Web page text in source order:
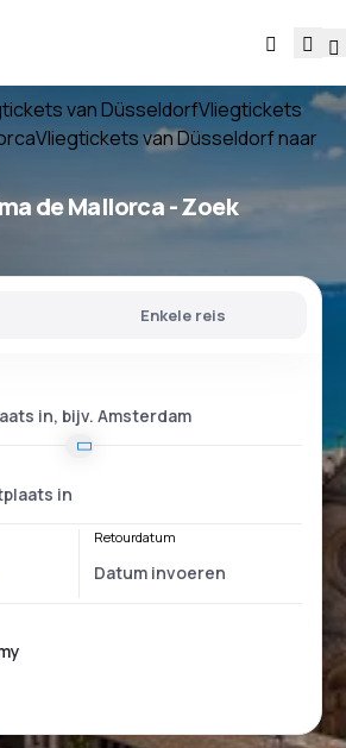
van DüsseldorfVliegtickets
Vliegtickets van Düsseldorf naar
de Mallorca- Zoek
Enkele reis
Retourdatum